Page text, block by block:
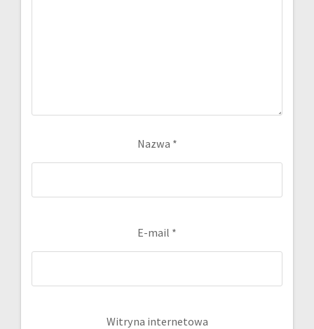
Nazwa *
E-mail *
Witryna internetowa